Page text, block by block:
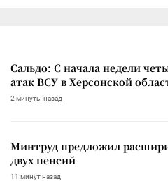
Сальдо: С начала недели
атак ВСУ в Херсонской
2 минуты назад
Минтруд предложил
двух пенсий
11 минут назад